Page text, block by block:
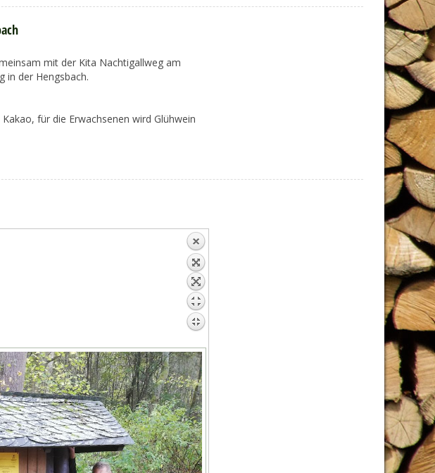
mit der Kita Nachtigallweg am
in der Hengsbach.
für die Erwachsenen wird Glühwein